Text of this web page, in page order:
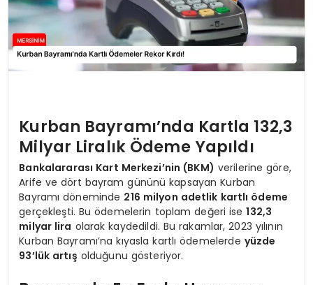
Kurban Bayramı’nda Kartla 132,3
Milyar Liralık Ödeme Yapıldı
Bankalararası Kart Merkezi’nin (BKM) verilerine göre,
Arife ve dört bayram gününü kapsayan Kurban
Bayramı döneminde 216 milyon adetlik kartlı ödeme
gerçekleşti. Bu ödemelerin toplam değeri ise132,3
milyar lira olarak kaydedildi. Bu rakamlar, 2023 yılının
Kurban Bayramı’na kıyasla kartlı ödemelerde yüzde
93’lük artış olduğunu gösteriyor.